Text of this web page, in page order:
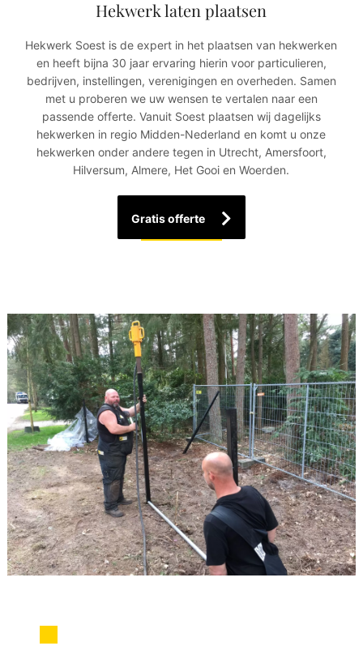
Hekwerk laten plaatsen
Hekwerk Soest is de expert in het plaatsen van hekwerken
en heeft bijna 30 jaar ervaring hierin voor particulieren,
bedrijven, instellingen, verenigingen en overheden. Samen
met u proberen we uw wensen te vertalen naar een
passende offerte. Vanuit Soest plaatsen wij dagelijks
hekwerken in regio Midden-Nederland en komt u onze
hekwerken onder andere tegen in Utrecht, Amersfoort,
Hilversum, Almere, Het Gooi en Woerden.
Gratis offerte